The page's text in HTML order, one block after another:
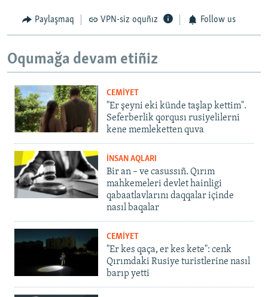
Paylaşmaq VPN-siz oquñız Follow us
Oqumağa devam etiñiz
CEMİYET
"Er şeyni eki künde taşlap kettim".
Seferberlik qorqusı rusiyelilerni
kene memleketten quva
İNSAN AQLARI
Bir an – ve casussıñ. Qırım
mahkemeleri devlet hainligi
qabaatlavlarını daqqalar içinde
nasıl baqalar
CEMİYET
"Er kes qaça, er kes kete": cenk
Qırımdaki Rusiye turistlerine nasıl
barıp yetti